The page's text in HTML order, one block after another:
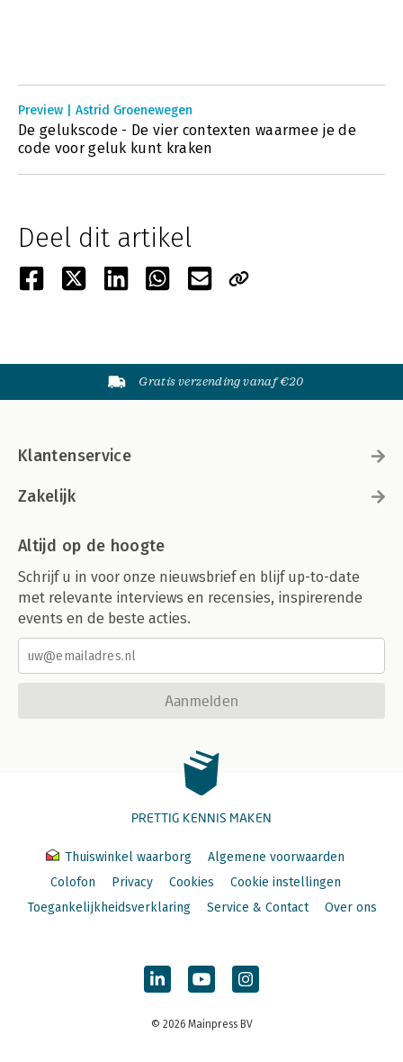
Preview | Astrid Groenewegen
De gelukscode - De vier contexten waarmee je de
code voor geluk kunt kraken
Deel dit artikel
Gratis verzending vanaf €20
Klantenservice
Zakelijk
Altijd op de hoogte
Schrijf u in voor onze nieuwsbrief en blijf up-to-date
met relevante interviews en recensies, inspirerende
events en de beste acties.
Aanmelden
PRETTIG KENNIS MAKEN
Thuiswinkel waarborg
Algemene voorwaarden
Colofon
Privacy Cookies
Cookie instellingen
Toegankelijkheidsverklaring
Service & Contact Over ons
© 2026 Mainpress BV